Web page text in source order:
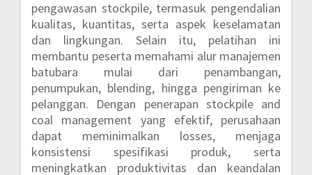
pengawasan stockpile, termasuk pengendalian
kualitas, kuantitas, serta aspek keselamatan
dan lingkungan. Selain itu, pelatihan ini
membantu peserta memahami alur manajemen
batubara mulai dari penambangan,
penumpukan, blending, hingga pengiriman ke
pelanggan. Dengan penerapan stockpile and
coal management yang efektif, perusahaan
dapat meminimalkan losses, menjaga
konsistensi spesifikasi produk, serta
meningkatkan produktivitas dan keandalan